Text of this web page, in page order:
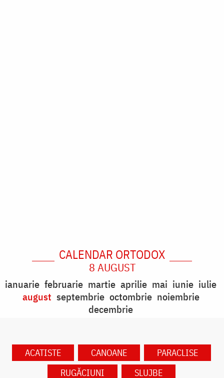
CALENDAR ORTODOX
8 AUGUST
ianuarie februarie martie aprilie mai iunie iulie
august septembrie octombrie noiembrie
decembrie
ACATISTE CANOANE
PARACLISE
RUGĂCIUNI
SLUJBE